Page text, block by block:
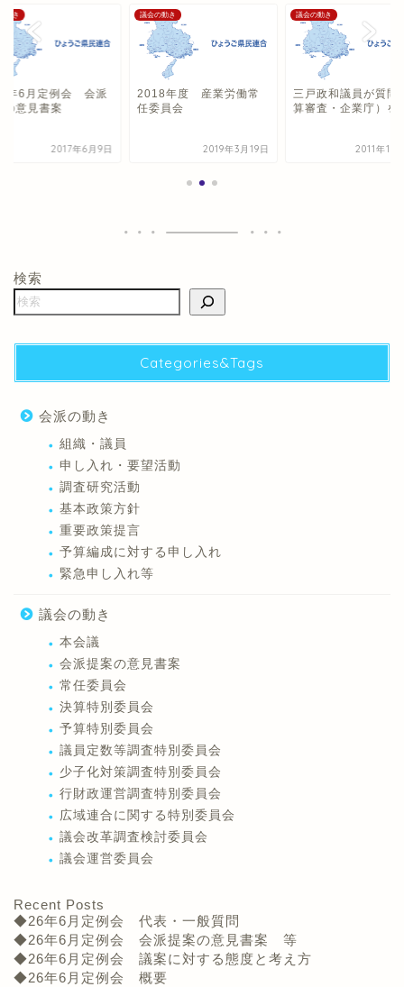
動き
年6月定例会 会派
の意見書案
2017年6月9日
議会の動き
2018年度 産業労働常
任委員会
2019年3月19日
議会の動き
三戸政和議員が質問
算審査・企業庁）を
2011年10
検索
Categories&Tags
会派の動き
組織・議員
申し入れ・要望活動
調査研究活動
基本政策方針
重要政策提言
予算編成に対する申し入れ
緊急申し入れ等
議会の動き
本会議
会派提案の意見書案
常任委員会
決算特別委員会
予算特別委員会
議員定数等調査特別委員会
少子化対策調査特別委員会
行財政運営調査特別委員会
広域連合に関する特別委員会
議会改革調査検討委員会
議会運営委員会
Recent Posts
◆26年6月定例会 代表・一般質問
◆26年6月定例会 会派提案の意見書案 等
◆26年6月定例会 議案に対する態度と考え方
◆26年6月定例会 概要